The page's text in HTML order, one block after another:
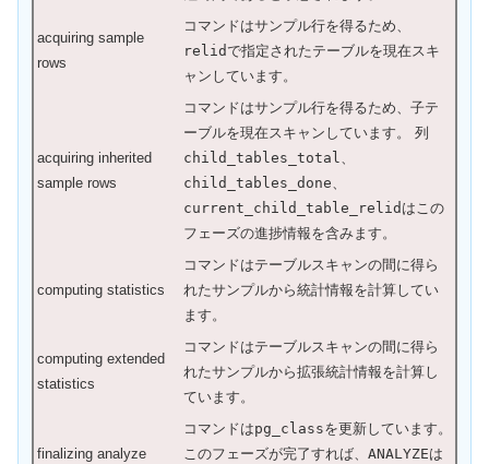
acquiring sample
rows
コマンドはサンプル行を得るため、
relidで指定されたテーブルを現在スキ
ャンしています。
acquiring inherited
sample rows
コマンドはサンプル行を得るため、子テ
ーブルを現在スキャンしています。 列
child_tables_total、
child_tables_done、
current_child_table_relid はこの
フェーズの進捗情報を含みます。
computing statistics
コマンドはテーブルスキャンの間に得ら
れたサンプルから統計情報を計算してい
ます。
computing extended
statistics
コマンドはテーブルスキャンの間に得ら
れたサンプルから拡張統計情報を計算し
ています。
finalizing analyze
コマンドはpg_classを更新しています。
このフェーズが完了すれば、 ANALYZEは